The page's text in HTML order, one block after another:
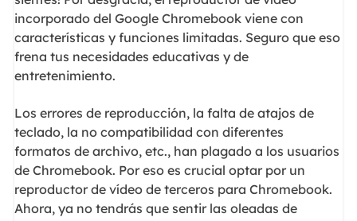
incorporado del Google Chromebook viene con
características y funciones limitadas. Seguro que eso
frena tus necesidades educativas y de
entretenimiento.
Los errores de reproducción, la falta de atajos de
teclado, la no compatibilidad con diferentes
formatos de archivo, etc., han plagado a los usuarios
de Chromebook. Por eso es crucial optar por un
reproductor de vídeo de terceros para Chromebook.
Ahora, ya no tendrás que sentir las oleadas de